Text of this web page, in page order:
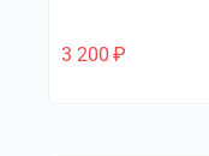
3 200 ₽